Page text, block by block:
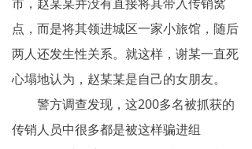
点，而是将其领进城区一家小旅馆，随后
两人还发生性关系。就这样，谢某一直死
心塌地认为，赵某某是自己的女朋友。
警方调查发现，这200多名被抓获的
传销人员中很多都是被这样骗进组